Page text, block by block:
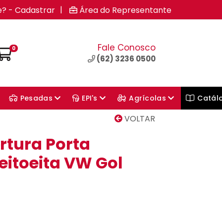
- Cadastrar | Área do Representante
0 Fale Conosco
(62) 3236 0500
Pesadas EPI's Agrícolas
VOLTAR
Porta
VW Gol